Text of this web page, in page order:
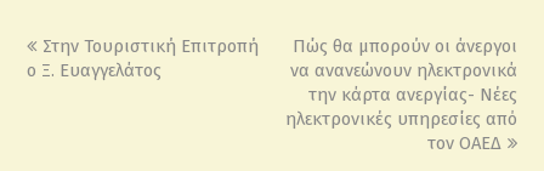
Στην Τουριστική Επιτροπή
ο Ξ. Ευαγγελάτος
Πώς θα μπορούν οι άνεργοι
να ανανεώνουν ηλεκτρονικά
την κάρτα ανεργίας- Nέες
ηλεκτρονικές υπηρεσίες από
τον ΟΑΕΔ